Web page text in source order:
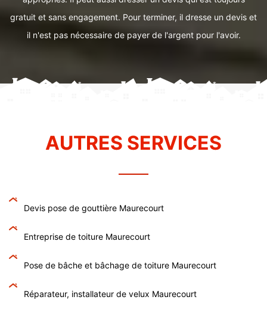
gratuit et sans engagement. Pour terminer, il dresse un devis et
il n'est pas nécessaire de payer de l'argent pour l'avoir.
AUTRES SERVICES
Devis pose de gouttière Maurecourt
Entreprise de toiture Maurecourt
Pose de bâche et bâchage de toiture Maurecourt
Réparateur, installateur de velux Maurecourt